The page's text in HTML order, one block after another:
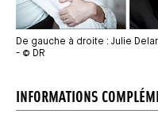
De gauche à droite : Julie
- © DR
INFORMATIONS